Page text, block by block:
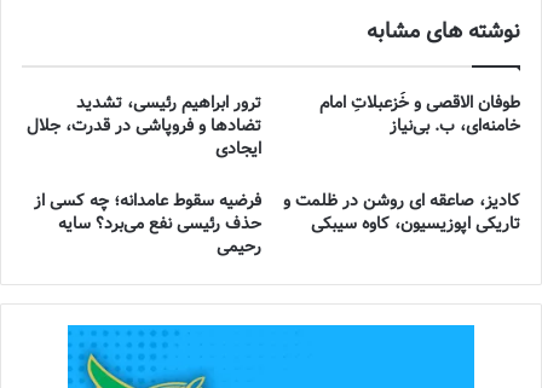
نوشته های مشابه
طوفان الاقصی و خُزعبلاتِ امام
خامنه‌ای، ب. بی‌نیاز
ترور ابراهیم رئیسی، تشدید
تضادها و فروپاشی در قدرت، جلال
ایجادی
کادیز، صاعقه ای روشن در ظلمت و
تاریکی اپوزیسیون، کاوه سیبکی
فرضیه سقوط عامدانه؛ چه کسی از
حذف رئیسی نفع می‌برد؟ سایه
رحیمی